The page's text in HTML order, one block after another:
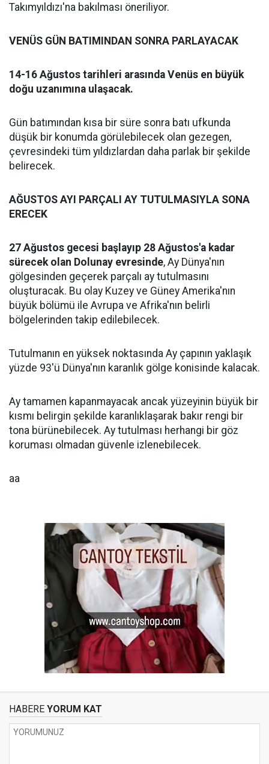
Takımyıldızı'na bakılması öneriliyor.
VENÜS GÜN BATIMINDAN SONRA PARLAYACAK
14-16 Ağustos tarihleri arasında Venüs en büyük
doğu uzanımına ulaşacak.
Gün batımından kısa bir süre sonra batı ufkunda
düşük bir konumda görülebilecek olan gezegen,
çevresindeki tüm yıldızlardan daha parlak bir şekilde
belirecek.
AĞUSTOS AYI PARÇALI AY TUTULMASIYLA SONA
ERECEK
27 Ağustos gecesi başlayıp 28 Ağustos'a kadar
sürecek olan Dolunay evresinde, Ay Dünya'nın
gölgesinden geçerek parçalı ay tutulmasını
oluşturacak. Bu olay Kuzey ve Güney Amerika'nın
büyük bölümü ile Avrupa ve Afrika'nın belirli
bölgelerinden takip edilebilecek.
Tutulmanın en yüksek noktasında Ay çapının yaklaşık
yüzde 93'ü Dünya'nın karanlık gölge konisinde kalacak.
Ay tamamen kapanmayacak ancak yüzeyinin büyük bir
kısmı belirgin şekilde karanlıklaşarak bakır rengi bir
tona bürünebilecek. Ay tutulması herhangi bir göz
koruması olmadan güvenle izlenebilecek.
aa
HABERE YORUM KAT